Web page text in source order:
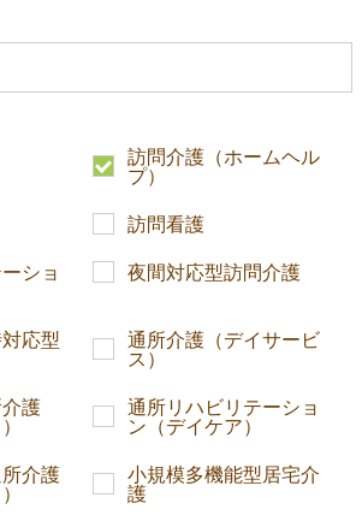
訪問介護（ホームヘル
プ）
訪問看護
ショ
夜間対応型訪問介護
応型
通所介護（デイサービ
ス）
護
通所リハビリテーショ
ン（デイケア）
介護
小規模多機能型居宅介
護